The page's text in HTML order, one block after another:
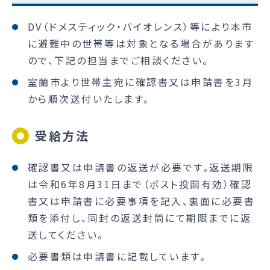
DV（ドメスティック・バイオレンス）等により本市
に避難中の世帯等は対象となる場合があります
ので、下記の担当までご相談ください。
室蘭市より世帯主宛に確認書又は申請書を3月
から順次送付いたします。
受給方法
確認書又は申請書の返送が必要です。返送期限
は令和6年8月31日まで（ポスト投函有効）確認
書又は申請書に必要事項を記入、裏面に必要書
類を添付し、同封の返送封筒にて期限までに返
送してください。
必要書類は申請書に記載しています。